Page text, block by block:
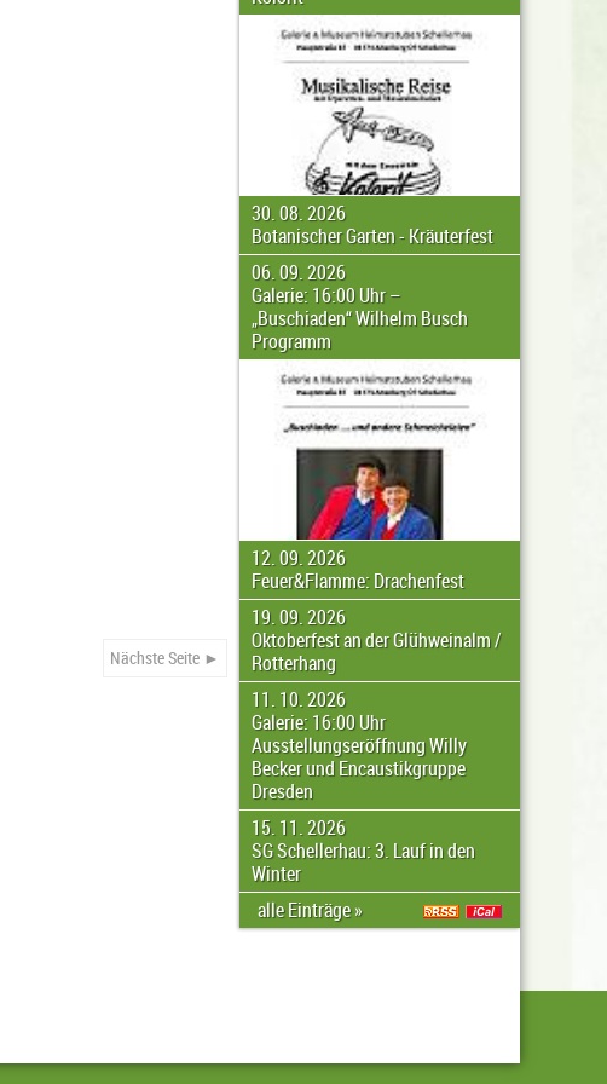
30. 08. 2026
Botanischer Garten - Kräuterfest
06. 09. 2026
Galerie: 16:00 Uhr –
„Buschiaden“ Wilhelm Busch
Programm
12. 09. 2026
Feuer&Flamme: Drachenfest
19. 09. 2026
Oktoberfest an der Glühweinalm /
Rotterhang
11. 10. 2026
Galerie: 16:00 Uhr
Ausstellungseröffnung Willy
Becker und Encaustikgruppe
Dresden
15. 11. 2026
SG Schellerhau: 3. Lauf in den
Winter
alle Einträge »
Nächste Seite ►